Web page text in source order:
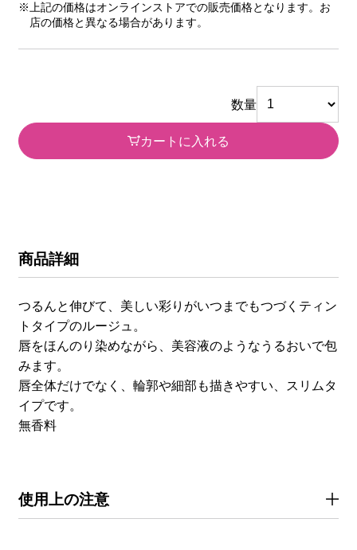
※上記の価格はオンラインストアでの販売価格となります。お
店の価格と異なる場合があります。
数量
カートに入れる
商品詳細
つるんと伸びて、美しい彩りがいつまでもつづくティン
トタイプのルージュ。
唇をほんのり染めながら、美容液のようなうるおいで包
みます。
唇全体だけでなく、輪郭や細部も描きやすい、スリムタ
イプです。
無香料
使用上の注意